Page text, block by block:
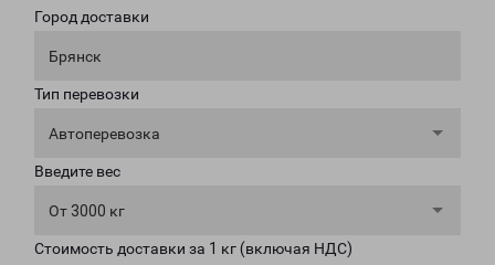
Город доставки
Брянск
Тип перевозки
Автоперевозка
Введите вес
От 3000 кг
Стоимость доставки за 1 кг (включая НДС)